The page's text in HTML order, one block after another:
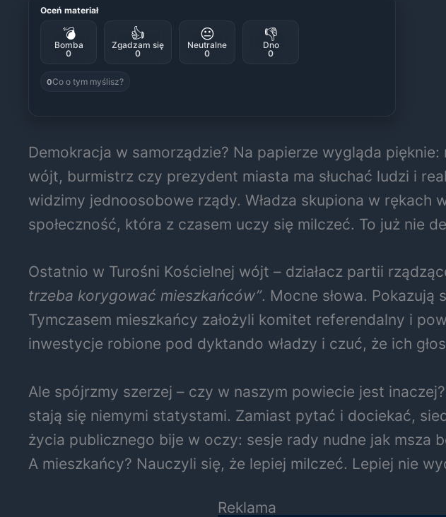
Oceń materiał
💣
Bomba
0
👍
Zgadzam się
0
😐
Neutralne
0
👎
Dno
0
0Co o tym myślisz?
Demokracja w samorządzie? Na papierze wygląda
wójt, burmistrz czy prezydent miasta ma słuchać ludzi i
widzimy jednoosobowe rządy. Władza skupiona w
społeczność, która z czasem uczy się milczeć. To już nie
Ostatnio w Turośni Kościelnej wójt – działacz partii
trzeba korygować mieszkańców”. Mocne słowa. Pokazują
Tymczasem mieszkańcy założyli komitet referendalny i
inwestycje robione pod dyktando władzy i czuć, że ich
Ale spójrzmy szerzej – czy w naszym powiecie jest
stają się niemymi statystami. Zamiast pytać i dociekać,
życia publicznego bije w oczy: sesje rady nudne jak msza
A mieszkańcy? Nauczyli się, że lepiej milczeć. Lepiej nie
Reklama